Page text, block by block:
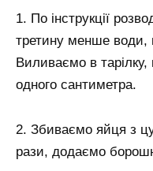
1. По інструкції
третину менше
Виливаємо в
одного сантиметра.
2. Збиваємо яйця з
рази, додаємо